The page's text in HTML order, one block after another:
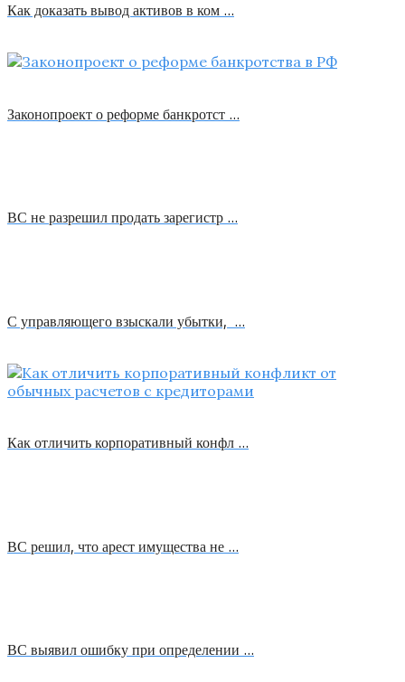
Как доказать вывод активов в ком …
Законопроект о реформе банкротст …
ВС не разрешил продать зарегистр …
С управляющего взыскали убытки, …
Как отличить корпоративный конфл …
ВС решил, что арест имущества не …
ВС выявил ошибку при определении …